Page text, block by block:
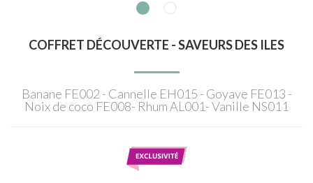
COFFRET DÉCOUVERTE - SAVEURS DES ILES
Banane FE002 - Cannelle EH015 - Goyave FE013 -
Noix de coco FE008- Rhum AL001- Vanille NS011